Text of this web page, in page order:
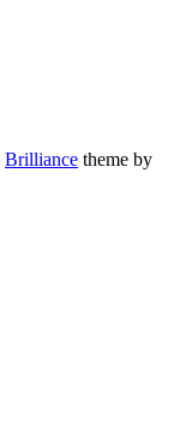
Brilliance theme by